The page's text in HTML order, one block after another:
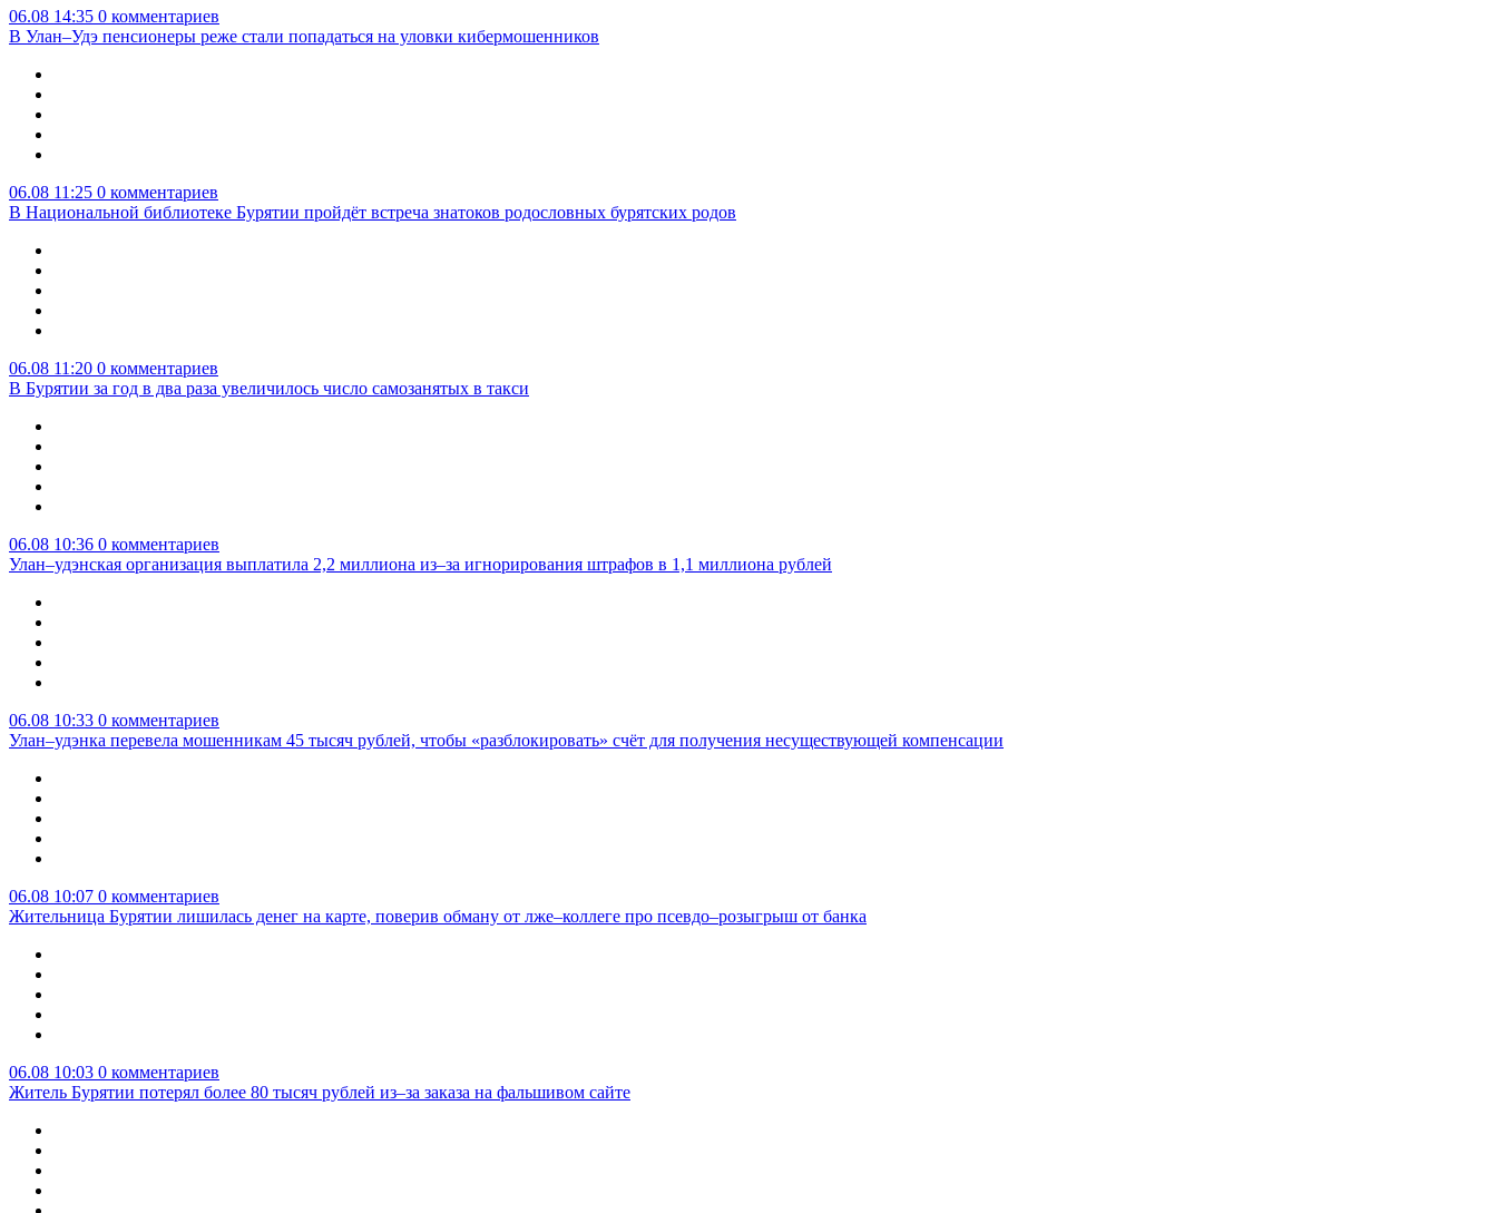
06.08 14:35 0 комментариев
В Улан–Удэ пенсионеры реже стали попадаться на уловки кибермошенников
06.08 11:25 0 комментариев
В Национальной библиотеке Бурятии пройдёт встреча знатоков родословных бурятских родов
06.08 11:20 0 комментариев
В Бурятии за год в два раза увеличилось число самозанятых в такси
06.08 10:36 0 комментариев
Улан–удэнская организация выплатила 2,2 миллиона из–за игнорирования штрафов в 1,1 миллиона рублей
06.08 10:33 0 комментариев
Улан–удэнка перевела мошенникам 45 тысяч рублей, чтобы «разблокировать» счёт для получения несуществующей компенсации
06.08 10:07 0 комментариев
Жительница Бурятии лишилась денег на карте, поверив обману от лже–коллеге про псевдо–розыгрыш от банка
06.08 10:03 0 комментариев
Житель Бурятии потерял более 80 тысяч рублей из–за заказа на фальшивом сайте